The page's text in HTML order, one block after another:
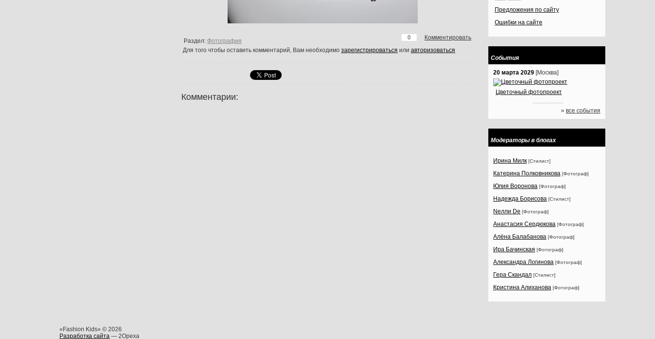
0 Комментировать
Раздел: Фотография
Для того чтобы оставить комментарий, Вам необходимо зарегистрироваться или авторизоваться
Комментарии:
Предложения по сайту
Ошибки на сайте
События
20 марта 2029 [Москва]
Цветочный фотопроект
.....................
» все события
Модераторы в блогах
Ирина Милк [Стилист]
Катерина Полковникова [Фотограф]
Юлия Воронова [Фотограф]
Надежда Борисова [Стилист]
Nелли Dе [Фотограф]
Анастасия Сердюкова [Фотограф]
Алёна Балабанова [Фотограф]
Ира Бачинская [Фотограф]
Александра Логинова [Фотограф]
Гера Скандал [Стилист]
Кристина Алиханова [Фотограф]
«Fashion Kids» © 2026
Разработка сайта — 2Opexa